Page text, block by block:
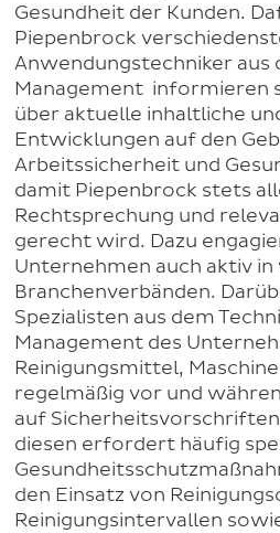
Gesundheit der Kunden.
Piepenbrock
Anwendungstechniker aus
Management informieren
über aktuelle inhaltliche
Entwicklungen auf den
Arbeitssicherheit und
damit Piepenbrock stets
Rechtsprechung und
gerecht wird. Dazu
Unternehmen auch aktiv in
Branchenverbänden.
Spezialisten aus dem
Management des
Reinigungsmittel,
regelmäßig vor und
auf
diesen erfordert häufig
den Einsatz von
Reinigungsintervallen